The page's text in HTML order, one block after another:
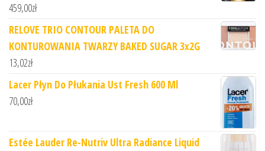
459,00zł
RELOVE TRIO CONTOUR PALETA DO
KONTUROWANIA TWARZY BAKED SUGAR 3x2G
13,02zł
Lacer Płyn Do Płukania Ust Fresh 600 Ml
70,00zł
Estée Lauder Re-Nutriv Ultra Radiance Liquid